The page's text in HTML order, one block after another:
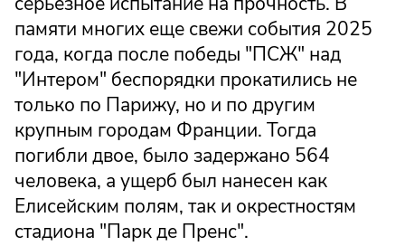
памяти многих еще свежи события 2025
года, когда после победы "ПСЖ" над
"Интером" беспорядки прокатились не
только по Парижу, но и по другим
крупным городам Франции. Тогда
погибли двое, было задержано 564
человека, а ущерб был нанесен как
Елисейским полям, так и окрестностям
стадиона "Парк де Пренс".